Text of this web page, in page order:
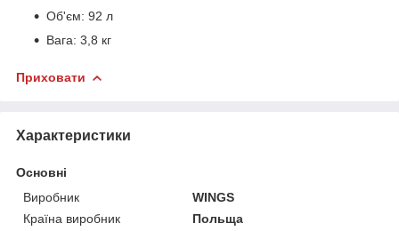
Об'єм: 92 л
Вага: 3,8 кг
Приховати
Характеристики
Основні
Виробник
WINGS
Країна виробник
Польща